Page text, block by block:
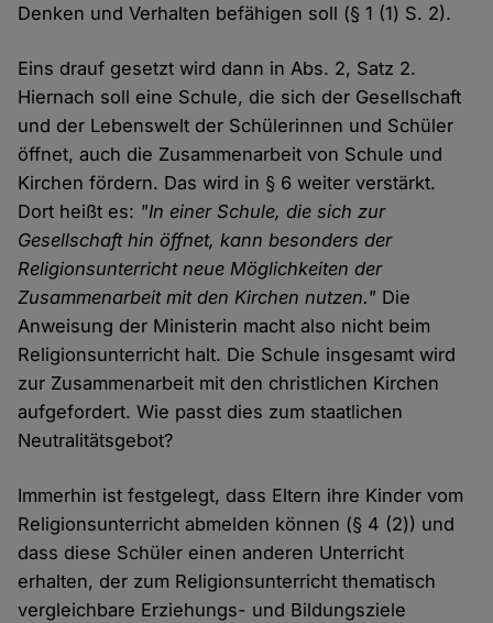
Denken und Verhalten befähigen soll (§ 1 (1) S. 2).
Eins drauf gesetzt wird dann in Abs. 2, Satz 2.
Hiernach soll eine Schule, die sich der Gesellschaft
und der Lebenswelt der Schülerinnen und Schüler
öffnet, auch die Zusammenarbeit von Schule und
Kirchen fördern. Das wird in § 6 weiter verstärkt.
Dort heißt es: "In einer Schule, die sich zur
Gesellschaft hin öffnet, kann besonders der
Religionsunterricht neue Möglichkeiten der
Zusammenarbeit mit den Kirchen nutzen." Die
Anweisung der Ministerin macht also nicht beim
Religionsunterricht halt. Die Schule insgesamt wird
zur Zusammenarbeit mit den christlichen Kirchen
aufgefordert. Wie passt dies zum staatlichen
Neutralitätsgebot?
Immerhin ist festgelegt, dass Eltern ihre Kinder vom
Religionsunterricht abmelden können (§ 4 (2)) und
dass diese Schüler einen anderen Unterricht
erhalten, der zum Religionsunterricht thematisch
vergleichbare Erziehungs- und Bildungsziele